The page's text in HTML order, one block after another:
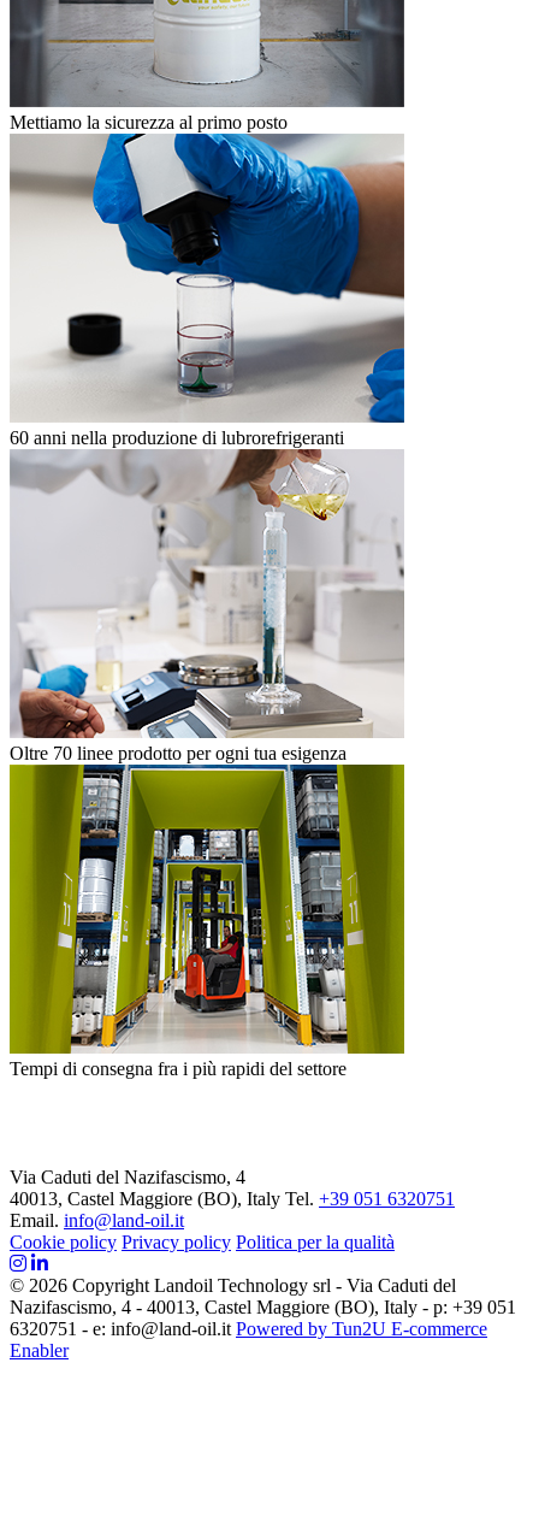
Mettiamo la sicurezza al primo posto
60 anni nella produzione di lubrorefrigeranti
Oltre 70 linee prodotto per ogni tua esigenza
Tempi di consegna fra i più rapidi del settore
Via Caduti del Nazifascismo, 4
40013, Castel Maggiore (BO), Italy Tel. +39 051 6320751
Email. info@land-oil.it
Cookie policy Privacy policy Politica per la qualità
© 2026 Copyright Landoil Technology srl - Via Caduti del
Nazifascismo, 4 - 40013, Castel Maggiore (BO), Italy - p: +39 051
6320751 - e: info@land-oil.it Powered by Tun2U E-commerce
Enabler